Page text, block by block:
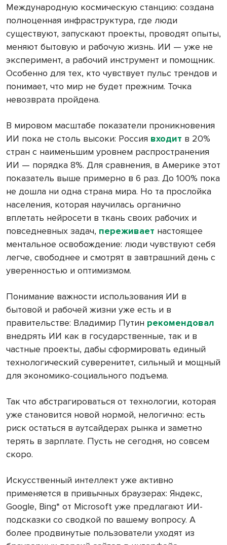
Международную космическую станцию: создана
полноценная инфраструктура, где люди
существуют, запускают проекты, проводят опыты,
меняют бытовую и рабочую жизнь. ИИ — уже не
эксперимент, а рабочий инструмент и помощник.
Особенно для тех, кто чувствует пульс трендов и
понимает, что мир не будет прежним. Точка
невозврата пройдена.
В мировом масштабе показатели проникновения
ИИ пока не столь высоки: Россия входит в 20%
стран с наименьшим уровнем распространения
ИИ — порядка 8%. Для сравнения, в Америке этот
показатель выше примерно в 6 раз. До 100% пока
не дошла ни одна страна мира. Но та прослойка
населения, которая научилась органично
вплетать нейросети в ткань своих рабочих и
повседневных задач, переживает настоящее
ментальное освобождение: люди чувствуют себя
легче, свободнее и смотрят в завтрашний день с
уверенностью и оптимизмом.
Понимание важности использования ИИ в
бытовой и рабочей жизни уже есть и в
правительстве: Владимир Путин рекомендовал
внедрять ИИ как в государственные, так и в
частные проекты, дабы сформировать единый
технологический суверенитет, сильный и мощный
для экономико-социального подъема.
Так что абстрагироваться от технологии, которая
уже становится новой нормой, нелогично: есть
риск остаться в аутсайдерах рынка и заметно
терять в зарплате. Пусть не сегодня, но совсем
скоро.
Искусственный интеллект уже активно
применяется в привычных браузерах: Яндекс,
Google, Bing* от Microsoft уже предлагают ИИ-
подсказки со сводкой по вашему вопросу. А
более продвинутые пользователи уходят из